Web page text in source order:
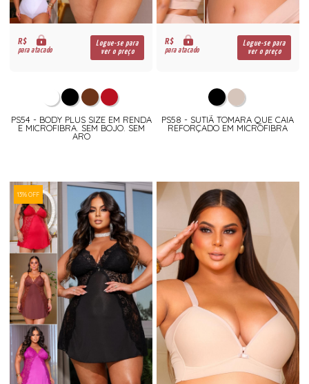
R$
para atacado
Logue-se para
ver o preço
PS54 - BODY PLUS SIZE EM RENDA
E MICROFIBRA. SEM BOJO. SEM
ARO
R$
para atacado
Logue-se para
ver o preço
PS58 - SUTIÃ TOMARA QUE CAIA
REFORÇADO EM MICROFIBRA
13% OFF